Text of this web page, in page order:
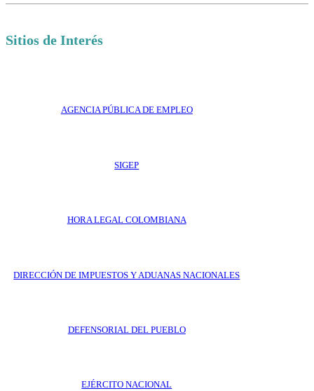
Sitios de Interés
AGENCIA PÚBLICA DE EMPLEO
SIGEP
HORA LEGAL COLOMBIANA
DIRECCIÓN DE IMPUESTOS Y ADUANAS NACIONALES
DEFENSORIAL DEL PUEBLO
EJÉRCITO NACIONAL